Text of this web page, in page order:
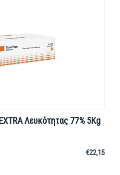
Λευκότητας 77% 5Kg
€22,15